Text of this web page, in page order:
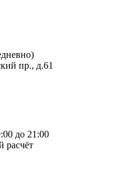
пр., д.61
до 21:00
расчёт